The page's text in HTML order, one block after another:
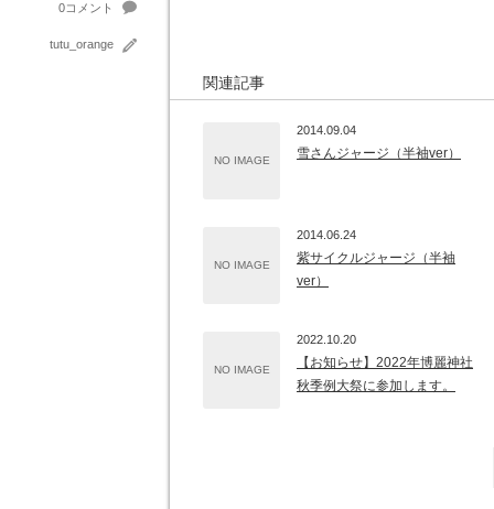
0コメント
tutu_orange
関連記事
NO IMAGE
2014.09.04
雪さんジャージ（半袖ver）
NO IMAGE
2014.06.24
紫サイクルジャージ（半袖
ver）
NO IMAGE
2022.10.20
【お知らせ】2022年博麗神社
秋季例大祭に参加します。